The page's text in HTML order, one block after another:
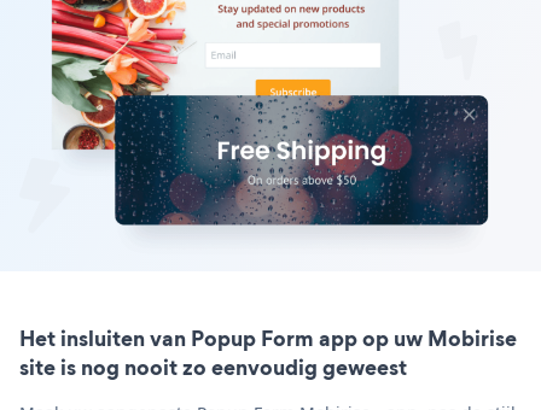
Het insluiten van Popup Form app op uw Mobirise
site is nog nooit zo eenvoudig geweest